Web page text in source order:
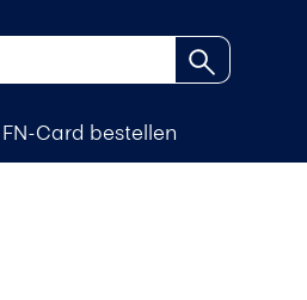
FN-Card bestellen